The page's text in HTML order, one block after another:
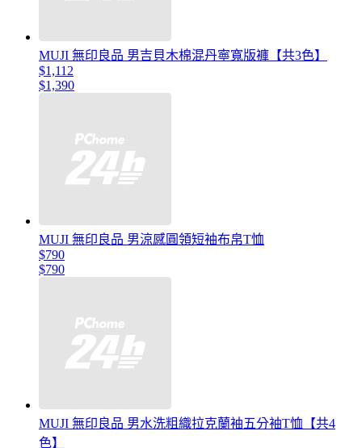
MUJI 無印良品 男吉貝木棉混丹寧寬版褲【共3色】
$1,112
$1,390
MUJI 無印良品 男涼感圓領短袖布帛T恤
$790
$790
MUJI 無印良品 男水洗粗織拉克蘭袖五分袖T恤【共4
色】